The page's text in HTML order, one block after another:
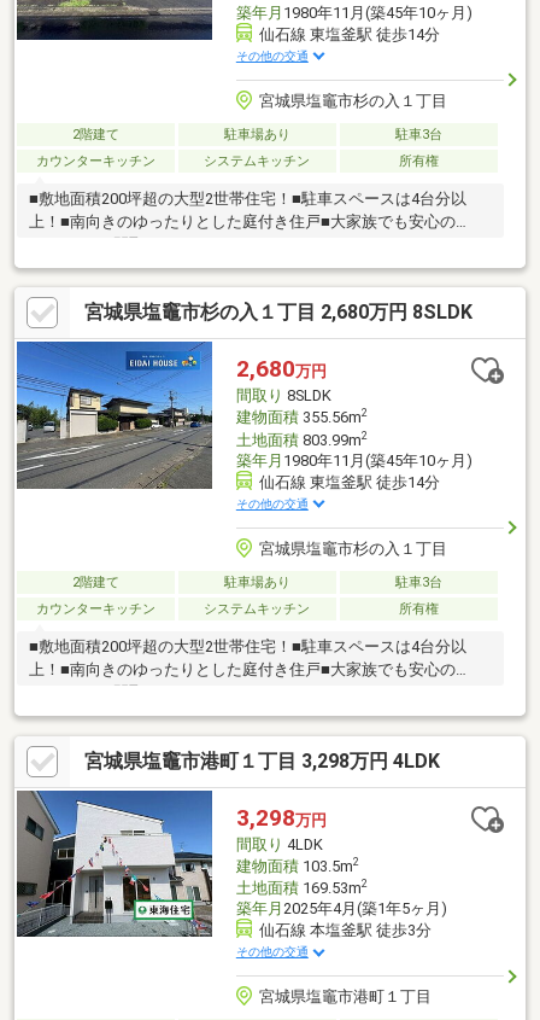
築年月 1980年11月(築45年10ヶ月)
仙石線 東塩釜駅 徒歩14分
その他の交通
宮城県塩竈市杉の入１丁目
2階建て 駐車場あり
駐車3台
カウンターキッチン
システムキッチン 所有権
■敷地面積200坪超の大型2世帯住宅！■駐車スペースは4台分以
上！■南向きのゆったりとした庭付き住戸■大家族でも安心の
8LDDKKSの間取り
宮城県塩竈市杉の入１丁目 2,680万円 8SLDK
2,680万円
間取り 8SLDK
建物面積355.56m2
土地面積803.99m2
築年月 1980年11月(築45年10ヶ月)
仙石線 東塩釜駅 徒歩14分
その他の交通
宮城県塩竈市杉の入１丁目
2階建て 駐車場あり
駐車3台
カウンターキッチン
システムキッチン 所有権
■敷地面積200坪超の大型2世帯住宅！■駐車スペースは4台分以
上！■南向きのゆったりとした庭付き住戸■大家族でも安心の
宮城県塩竈市港町１丁目 3,298万円 4LDK
3,298万円
間取り 4LDK
建物面積103.5m2
土地面積169.53m2
築年月 2025年4月(築1年5ヶ月)
仙石線 本塩釜駅 徒歩3分
その他の交通
宮城県塩竈市港町１丁目